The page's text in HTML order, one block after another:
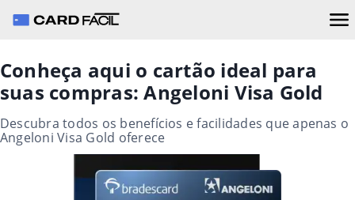
Conheça aqui o cartão ideal para
suas compras: Angeloni Visa Gold
Descubra todos os benefícios e facilidades que apenas o
Angeloni Visa Gold oferece